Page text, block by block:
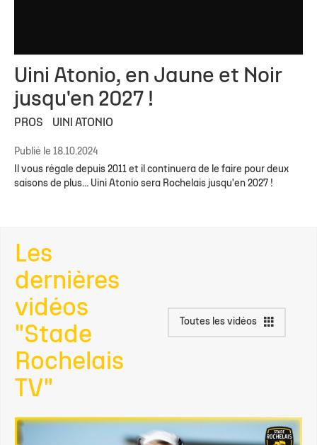
Uini Atonio, en Jaune et Noir
jusqu'en 2027 !
PROS UINI ATONIO
Publié le 18.10.2024
Il vous régale depuis 2011 et il continuera de le faire pour deux
saisons de plus... Uini Atonio sera Rochelais jusqu'en 2027 !
Les
dernières
vidéos
"Stade
Rochelais
TV"
Toutes les vidéos